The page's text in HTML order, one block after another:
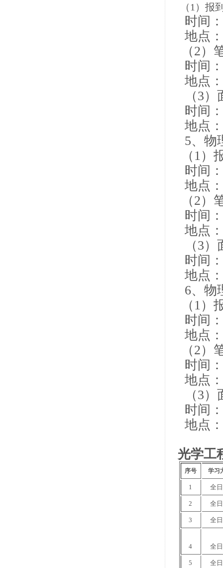
（1）报
时间
地点
（2）
时间
地点
（3）
时间
地点
5、物
（1）
时间
地点
（2）
时间
地点
（3）
时间
地点
6、物
（1）
时间
地点
（2）
时间
地点
（3）
时间
地点
光学工
序号 学习
1 全
2 全
3 全
4 全
5 全